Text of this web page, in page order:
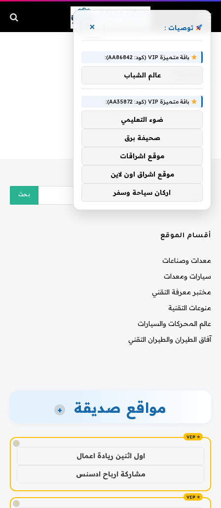
أقسام الموقع
معدات وصناعات
سيارات ومعدات
مختبر معرفة التقني
منوعات التقنية
عالم المحركات والسيارات
آفاق الطيران والطيران التقني
مواقع صديقة +
!
اول اثنين ريادة اعمال
مشاركة ارباح ادسنس
!
توصيات : ×
باقة متميزة VIP (كود: AA86842):
عالم الشباب
باقة متميزة VIP (كود: AA35872):
ضوء التعليمي
صحيفة برق
موقع اشراقات
موقع اشراق اون لاين
اركان سياحة وسفر